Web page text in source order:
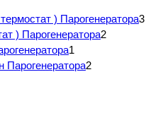
) Парогенератора3
) Парогенератора2
1
Парогенератора2